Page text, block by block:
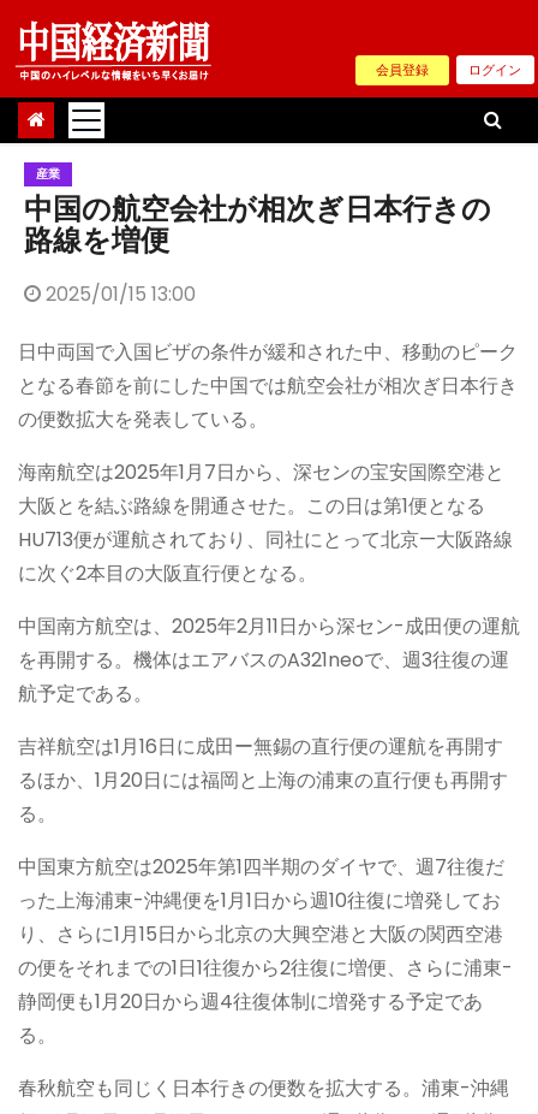
Skip
content
会員登録 ログイン
産業
中国の航空会社が相次ぎ日本行きの
路線を増便
2025/01/15 13:00
日中両国で入国ビザの条件が緩和された中、移動のピーク
となる春節を前にした中国では航空会社が相次ぎ日本行き
の便数拡大を発表している。
海南航空は2025年1月7日から、深センの宝安国際空港と
大阪とを結ぶ路線を開通させた。この日は第1便となる
HU713便が運航されており、同社にとって北京—大阪路線
に次ぐ2本目の大阪直行便となる。
中国南方航空は、2025年2月11日から深セン-成田便の運航
を再開する。機体はエアバスのA321neoで、週3往復の運
航予定である。
吉祥航空は1月16日に成田ー無錫の直行便の運航を再開す
るほか、1月20日には福岡と上海の浦東の直行便も再開す
る。
中国東方航空は2025年第1四半期のダイヤで、週7往復だ
った上海浦東-沖縄便を1月1日から週10往復に増発してお
り、さらに1月15日から北京の大興空港と大阪の関西空港
の便をそれまでの1日1往復から2往復に増便、さらに浦東-
静岡便も1月20日から週4往復体制に増発する予定であ
る。
春秋航空も同じく日本行きの便数を拡大する。浦東-沖縄